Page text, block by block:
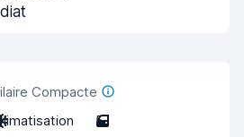
Compacte
5